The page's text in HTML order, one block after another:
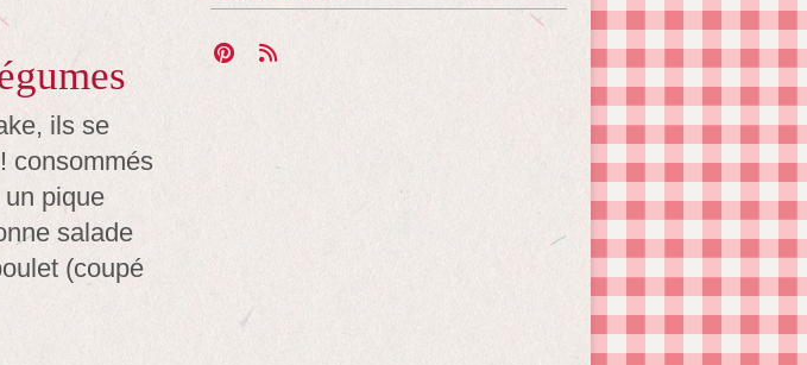
ils se
consommés
pique
salade
(coupé